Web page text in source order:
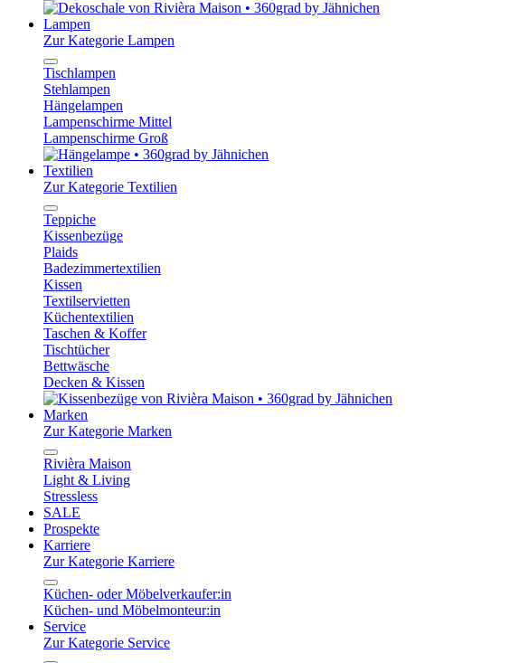
Lampen
Zur Kategorie Lampen
Tischlampen
Stehlampen
Hängelampen
Lampenschirme Mittel
Lampenschirme Groß
Textilien
Zur Kategorie Textilien
Teppiche
Kissenbezüge
Plaids
Badezimmertextilien
Kissen
Textilservietten
Küchentextilien
Taschen & Koffer
Tischtücher
Bettwäsche
Decken & Kissen
Marken
Zur Kategorie Marken
Rivièra Maison
Light & Living
Stressless
SALE
Prospekte
Karriere
Zur Kategorie Karriere
Küchen- oder Möbelverkaufer:in
Küchen- und Möbelmonteur:in
Service
Zur Kategorie Service